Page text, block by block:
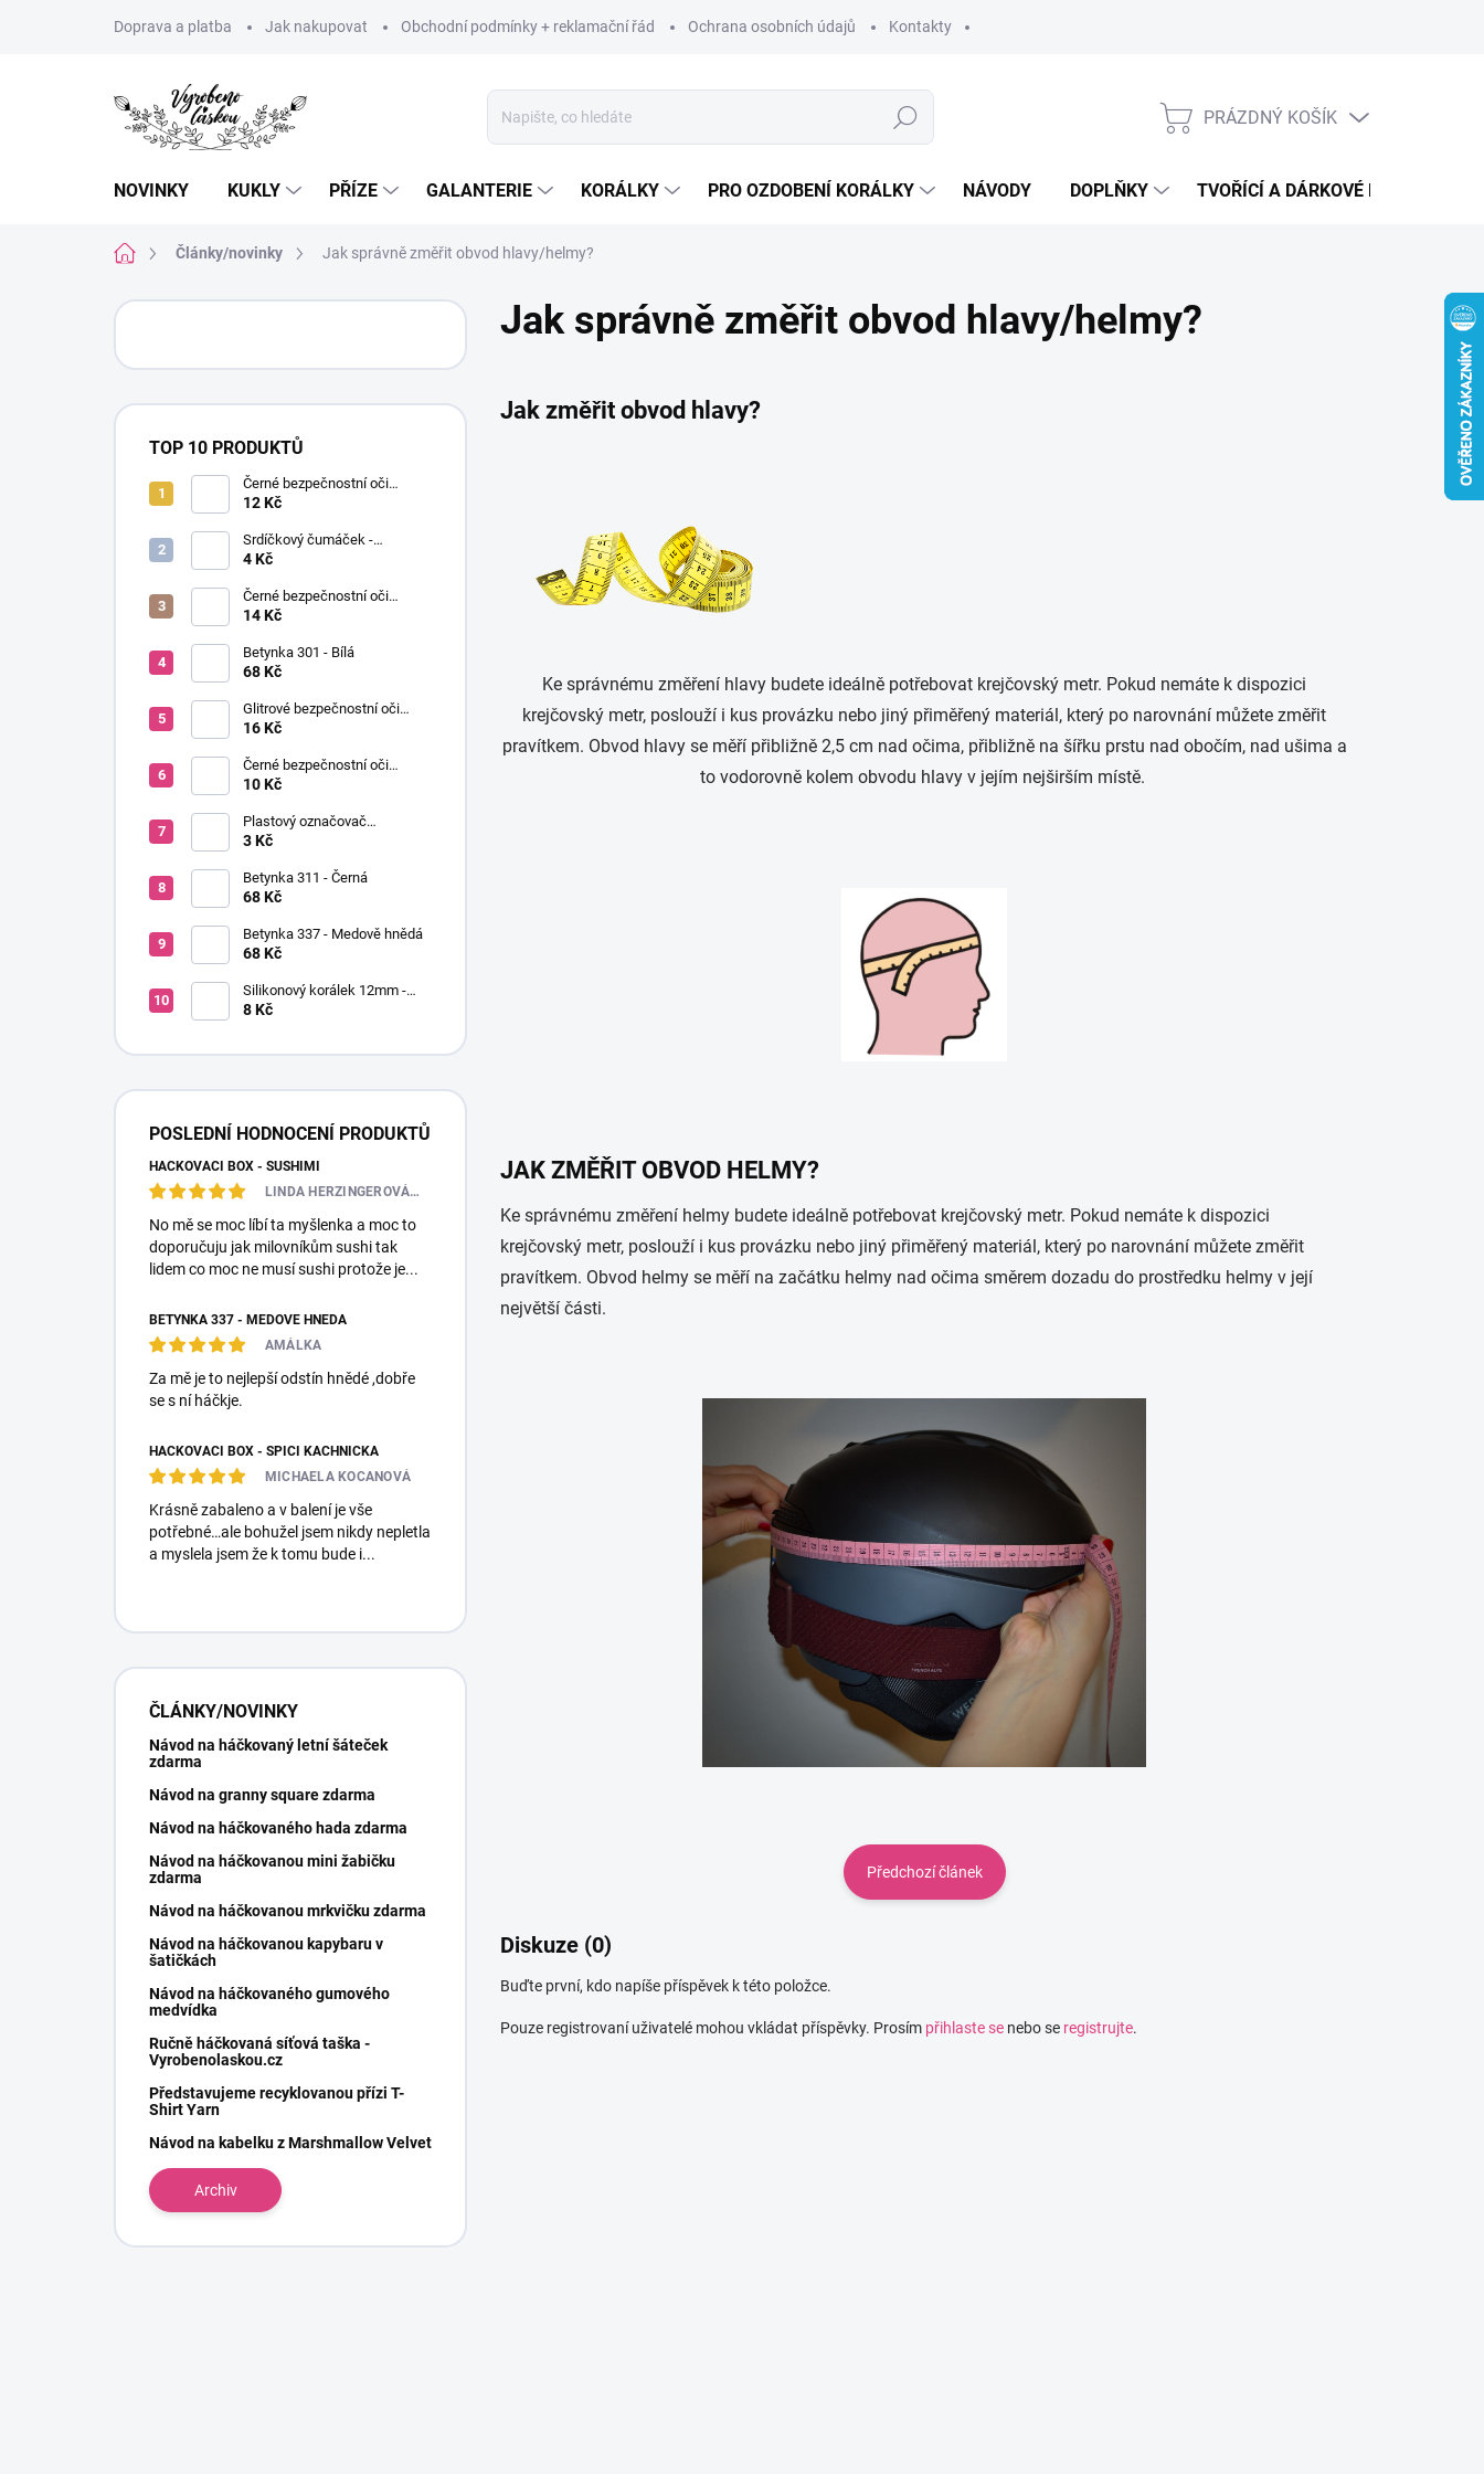
Doprava a platba Jak nakupovat Obchodní podmínky + reklamační řád Ochrana osobních údajů Kontakty
Hledat
NÁKUPNÍ
PRÁZDNÝ KOŠÍK
NOVINKY KUKLY PŘÍZE GALANTERIE KORÁLKY PRO OZDOBENÍ KORÁLKY NÁVODY DOPLŇKY TVOŘÍCÍ A DÁRKOVÉ BOXY
Domů Články/novinky Jak správně změřit obvod hlavy/helmy?
P
s
r
TOP 10 PRODUKTŮ
Černé bezpečnostní oči
Ø12mm (pár)
12 Kč
Srdíčkový čumáček -
12x13mm
4 Kč
Černé bezpečnostní oči
Ø14mm (pár)
14 Kč
Betynka 301 - Bílá
68 Kč
Glitrové bezpečnostní oči
Ø10mm (Pár)
16 Kč
Černé bezpečnostní oči
Ø10mm (pár)
10 Kč
Plastový označovač
(markovátko)
3 Kč
Betynka 311 - Černá
68 Kč
Betynka 337 - Medově hnědá
68 Kč
Silikonový korálek 12mm -
Kulatý
8 Kč
POSLEDNÍ HODNOCENÍ PRODUKTŮ
HÁČKOVACÍ BOX - SUSHIMI
LINDA HERZINGEROVÁ❤️🎀💋
No mě se moc líbí ta myšlenka a moc to
doporučuju jak milovníkům sushi tak
lidem co moc ne musí sushi protože je...
BETYNKA 337 - MEDOVĚ HNĚDÁ
AMÁLKA
Za mě je to nejlepší odstín hnědé ,dobře
se s ní háčkje.
HÁČKOVACÍ BOX - SPÍCÍ KACHNIČKA
MICHAELA KOCANOVÁ
Krásně zabaleno a v balení je vše
potřebné…ale bohužel jsem nikdy nepletla
a myslela jsem že k tomu bude i...
ČLÁNKY/NOVINKY
Návod na háčkovaný letní šáteček
zdarma
Návod na granny square zdarma
Návod na háčkovaného hada zdarma
Návod na háčkovanou mini žabičku
zdarma
Návod na háčkovanou mrkvičku zdarma
Návod na háčkovanou kapybaru v
šatičkách
Návod na háčkovaného gumového
medvídka
Ručně háčkovaná síťová taška -
Vyrobenolaskou.cz
Představujeme recyklovanou přízi T-
Shirt Yarn
Návod na kabelku z Marshmallow Velvet
Archiv
Jak správně změřit obvod hlavy/helmy?
Jak změřit obvod hlavy?
Ke správnému změření hlavy budete ideálně potřebovat krejčovský metr. Pokud nemáte k dispozici
krejčovský metr, poslouží i kus provázku nebo jiný přiměřený materiál, který po narovnání můžete změřit
pravítkem. Obvod hlavy se měří přibližně 2,5 cm nad očima, přibližně na šířku prstu nad obočím, nad ušima a
to vodorovně kolem obvodu hlavy v jejím nejširším místě.
JAK ZMĚŘIT OBVOD HELMY?
Ke správnému změření helmy budete ideálně potřebovat krejčovský metr. Pokud nemáte k dispozici
krejčovský metr, poslouží i kus provázku nebo jiný přiměřený materiál, který po narovnání můžete změřit
pravítkem. Obvod helmy se měří na začátku helmy nad očima směrem dozadu do prostředku helmy v její
největší části.
Předchozí článek
Diskuze (0)
Buďte první, kdo napíše příspěvek k této položce.
Pouze registrovaní uživatelé mohou vkládat příspěvky. Prosím přihlaste se nebo se registrujte.